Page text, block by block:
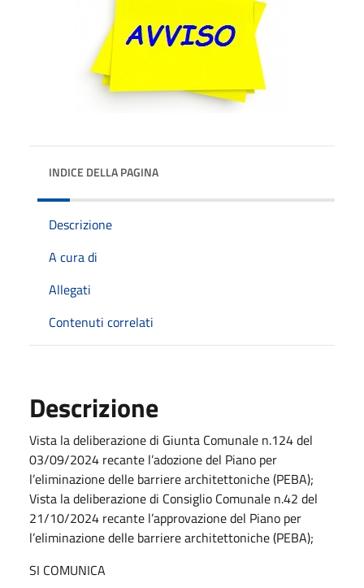
INDICE DELLA PAGINA
Descrizione
A cura di
Allegati
Contenuti correlati
Descrizione
Vista la deliberazione di Giunta Comunale n.124 del
03/09/2024 recante l’adozione del Piano per
l’eliminazione delle barriere architettoniche (PEBA);
Vista la deliberazione di Consiglio Comunale n.42 del
21/10/2024 recante l’approvazione del Piano per
l’eliminazione delle barriere architettoniche (PEBA);
SI COMUNICA